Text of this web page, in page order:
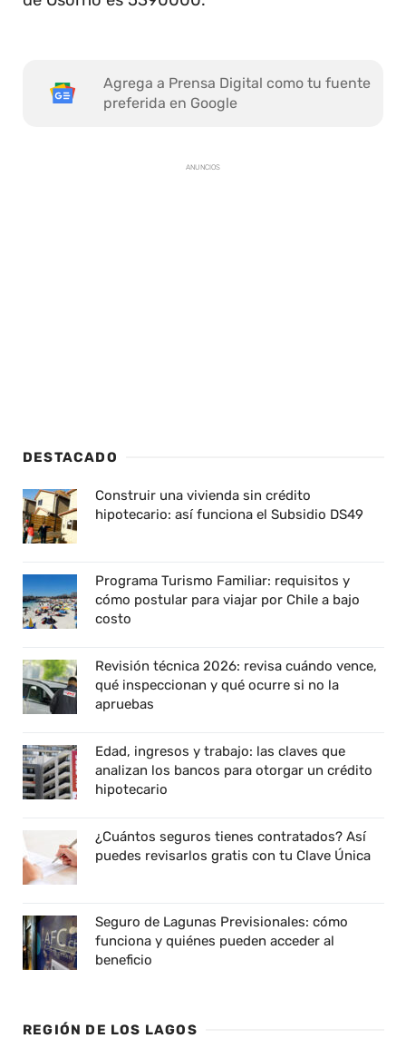
Agrega a Prensa Digital como tu fuente
preferida en Google
ANUNCIOS
DESTACADO
Construir una vivienda sin crédito
hipotecario: así funciona el Subsidio DS49
Programa Turismo Familiar: requisitos y
cómo postular para viajar por Chile a bajo
costo
Revisión técnica 2026: revisa cuándo vence,
qué inspeccionan y qué ocurre si no la
apruebas
Edad, ingresos y trabajo: las claves que
analizan los bancos para otorgar un crédito
hipotecario
¿Cuántos seguros tienes contratados? Así
puedes revisarlos gratis con tu Clave Única
Seguro de Lagunas Previsionales: cómo
funciona y quiénes pueden acceder al
beneficio
REGIÓN DE LOS LAGOS